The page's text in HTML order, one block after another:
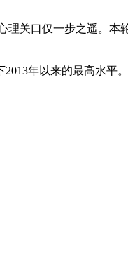
理关口仅一步之遥。本
年以来的最高水平